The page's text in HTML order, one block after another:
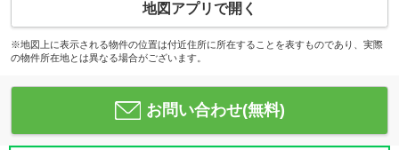
地図アプリで開く
※地図上に表示される物件の位置は付近住所に所在することを表すものであり、実際
の物件所在地とは異なる場合がございます。
お問い合わせ(無料)